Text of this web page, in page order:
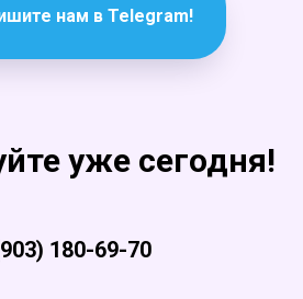
нам в Telegram!
уже сегодня!
180-69-70